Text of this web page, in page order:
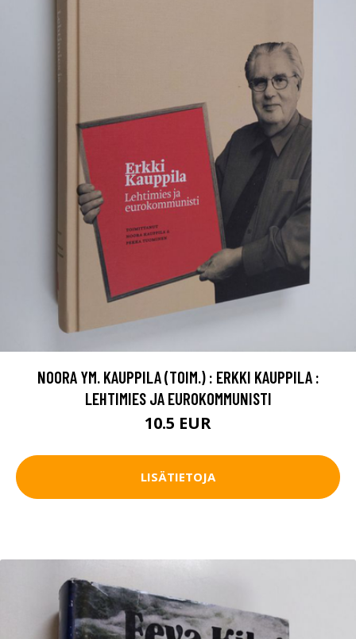
NOORA YM. KAUPPILA (TOIM.) : ERKKI KAUPPILA :
LEHTIMIES JA EUROKOMMUNISTI
10.5 EUR
LISÄTIETOJA